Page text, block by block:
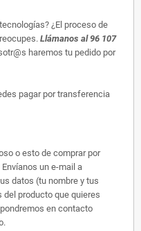
¿El proceso de
Llámanos al 96 107
haremos tu pedido por
pagar por transferencia
o esto de comprar por
un e-mail a
datos (tu nombre y tus
producto que quieres
en contacto